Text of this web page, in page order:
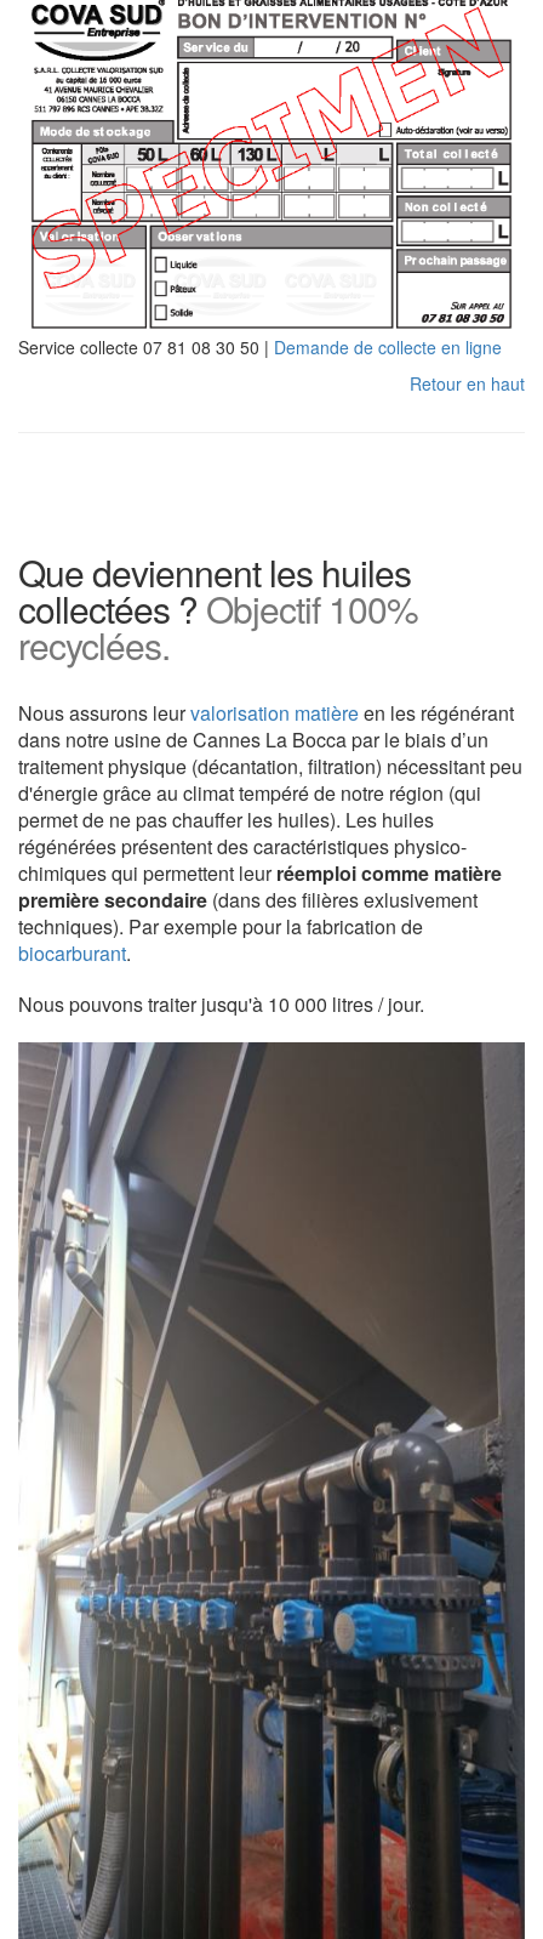
Service collecte 07 81 08 30 50 | Demande de collecte en ligne
Retour en haut
Que deviennent les huiles
collectées ? Objectif 100%
recyclées.
Nous assurons leurvalorisation matièreen les régénérant
dans notre usine de Cannes La Bocca par le biais d’un
traitement physique (décantation, filtration) nécessitant peu
d'énergie grâce au climat tempéré de notre région (qui
permet de ne pas chauffer les huiles). Les huiles
régénérées présentent des caractéristiques physico-
chimiques qui permettent leurréemploi comme matière
première secondaire (dans des filières exlusivement
techniques). Par exemple pour la fabrication de
biocarburant.
Nous pouvons traiter jusqu'à 10 000 litres / jour.